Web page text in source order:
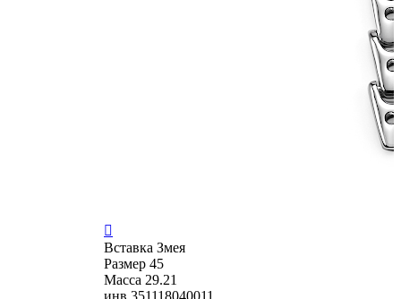

Вставка Змея
Размер 45
Масса 29.21
инв 351118040011